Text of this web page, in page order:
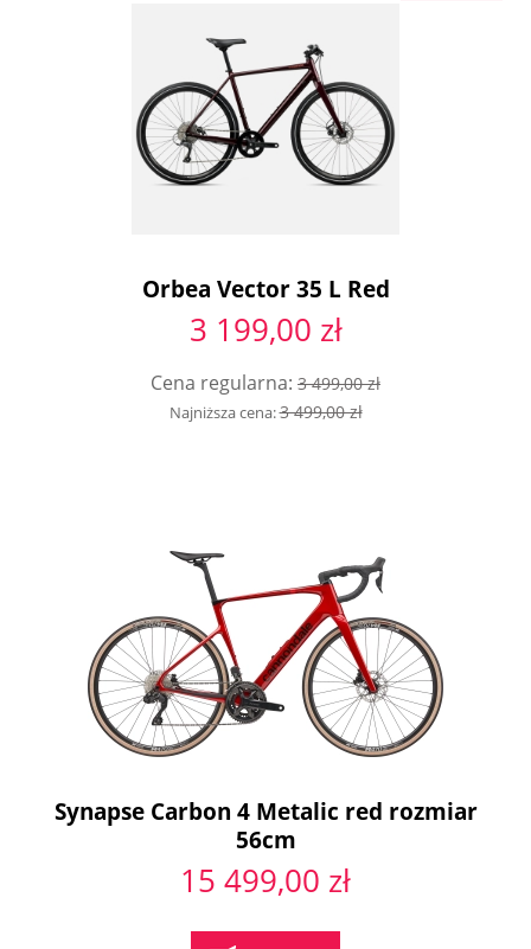
Orbea Vector 35 L Red
3 199,00 zł
Cena regularna: 3 499,00 zł
Najniższa cena:3 499,00 zł
Synapse Carbon 4 Metalic red rozmiar
56cm
15 499,00 zł